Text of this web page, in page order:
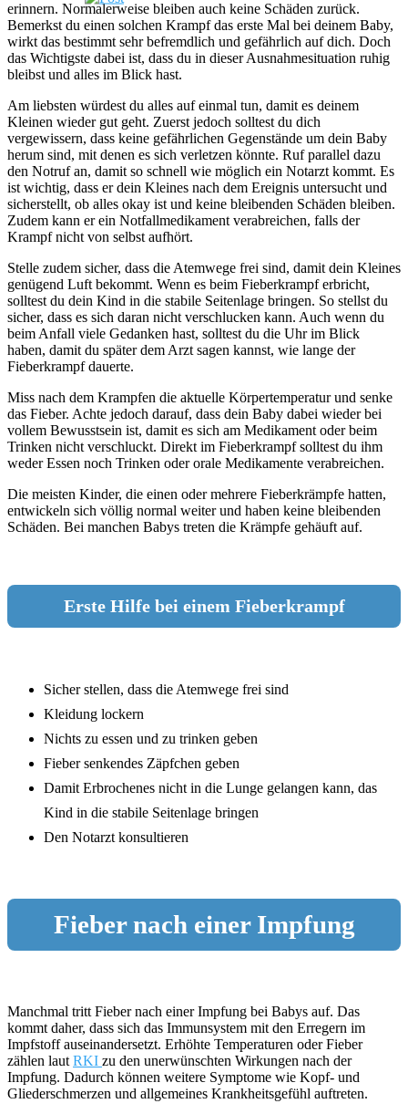
erinnern. Normalerweise bleiben auch keine Schäden zurück.
Bemerkst du einen solchen Krampf das erste Mal bei deinem Baby,
wirkt das bestimmt sehr befremdlich und gefährlich auf dich. Doch
das Wichtigste dabei ist, dass du in dieser Ausnahmesituation ruhig
bleibst und alles im Blick hast.
Am liebsten würdest du alles auf einmal tun, damit es deinem
Kleinen wieder gut geht. Zuerst jedoch solltest du dich
vergewissern, dass keine gefährlichen Gegenstände um dein Baby
herum sind, mit denen es sich verletzen könnte. Ruf parallel dazu
den Notruf an, damit so schnell wie möglich ein Notarzt kommt. Es
ist wichtig, dass er dein Kleines nach dem Ereignis untersucht und
sicherstellt, ob alles okay ist und keine bleibenden Schäden bleiben.
Zudem kann er ein Notfallmedikament verabreichen, falls der
Krampf nicht von selbst aufhört.
Stelle zudem sicher, dass die Atemwege frei sind, damit dein Kleines
genügend Luft bekommt. Wenn es beim Fieberkrampf erbricht,
solltest du dein Kind in die stabile Seitenlage bringen. So stellst du
sicher, dass es sich daran nicht verschlucken kann. Auch wenn du
beim Anfall viele Gedanken hast, solltest du die Uhr im Blick
haben, damit du später dem Arzt sagen kannst, wie lange der
Fieberkrampf dauerte.
Miss nach dem Krampfen die aktuelle Körpertemperatur und senke
das Fieber. Achte jedoch darauf, dass dein Baby dabei wieder bei
vollem Bewusstsein ist, damit es sich am Medikament oder beim
Trinken nicht verschluckt. Direkt im Fieberkrampf solltest du ihm
weder Essen noch Trinken oder orale Medikamente verabreichen.
Die meisten Kinder, die einen oder mehrere Fieberkrämpfe hatten,
entwickeln sich völlig normal weiter und haben keine bleibenden
Schäden. Bei manchen Babys treten die Krämpfe gehäuft auf.
Erste Hilfe bei einem Fieberkrampf
Sicher stellen, dass die Atemwege frei sind
Kleidung lockern
Nichts zu essen und zu trinken geben
Fieber senkendes Zäpfchen geben
Damit Erbrochenes nicht in die Lunge gelangen kann, das
Kind in die stabile Seitenlage bringen
Den Notarzt konsultieren
Fieber nach einer Impfung
Manchmal tritt Fieber nach einer Impfung bei Babys auf. Das
kommt daher, dass sich das Immunsystem mit den Erregern im
Impfstoff auseinandersetzt. Erhöhte Temperaturen oder Fieber
zählen laut RKI zu den unerwünschten Wirkungen nach der
Impfung. Dadurch können weitere Symptome wie Kopf- und
Gliederschmerzen und allgemeines Krankheitsgefühl auftreten.